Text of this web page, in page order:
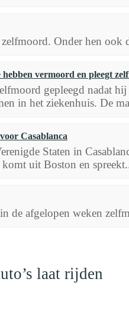
Onder hen ook
vermoord en pleegt
gepleegd nadat
in het ziekenhuis. De
Casablanca
Staten in
uit Boston en
de afgelopen weken
laat rijden